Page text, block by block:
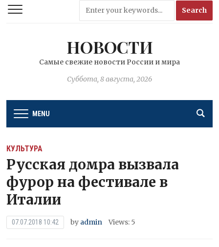
НОВОСТИ
Самые свежие новости России и мира
Суббота, 8 августа, 2026
MENU
КУЛЬТУРА
Русская домра вызвала
фурор на фестивале в
Италии
07.07.2018 10:42 by admin Views: 5